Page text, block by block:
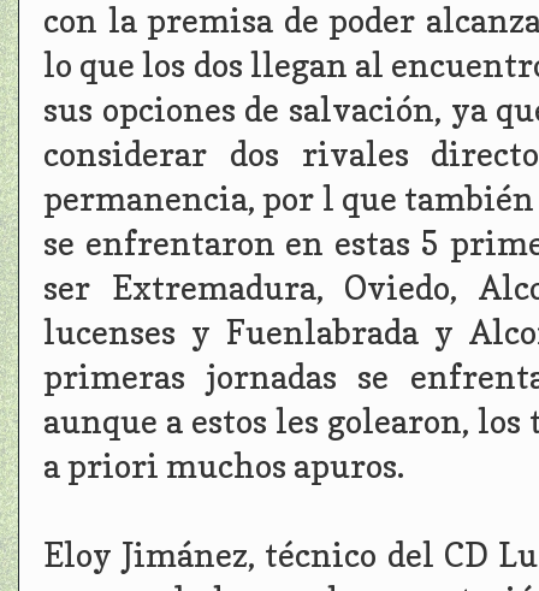
con la premisa de poder
lo que los dos llegan al
sus opciones de salvación, ya
considerar dos rivales
permanencia, por l que
se enfrentaron en estas 5
ser Extremadura, Oviedo,
lucenses y Fuenlabrada y
primeras jornadas se
aunque a estos les golearon,
a priori muchos apuros.
Eloy Jimánez, técnico del CD